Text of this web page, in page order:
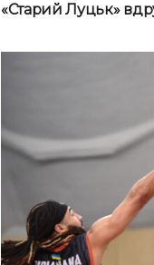
«Старий Луцьк»